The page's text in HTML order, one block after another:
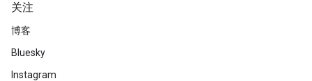
关注
博客
Bluesky
Instagram